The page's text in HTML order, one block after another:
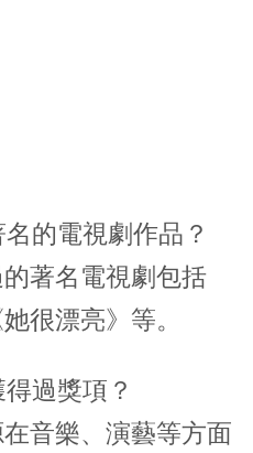
的電視劇作品？
著名電視劇包括
很漂亮》等。
過獎項？
音樂、演藝等方面